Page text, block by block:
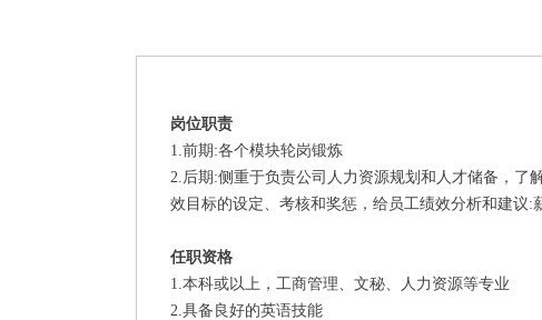
岗位职责
1.前期:各个模块轮岗锻炼
2.后期:侧重于负责公司人力资源规划和人才储备，了
效目标的设定、考核和奖惩，给员工绩效分析和建议
任职资格
1.本科或以上，工商管理、文秘、人力资源等专业
2.具备良好的英语技能